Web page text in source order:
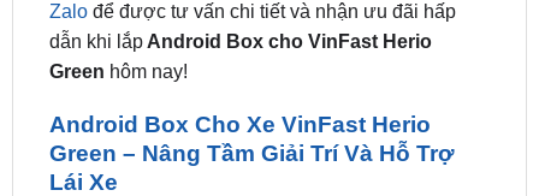
Greenhôm nay!
Android Box Cho Xe VinFast Herio
Lái Xe